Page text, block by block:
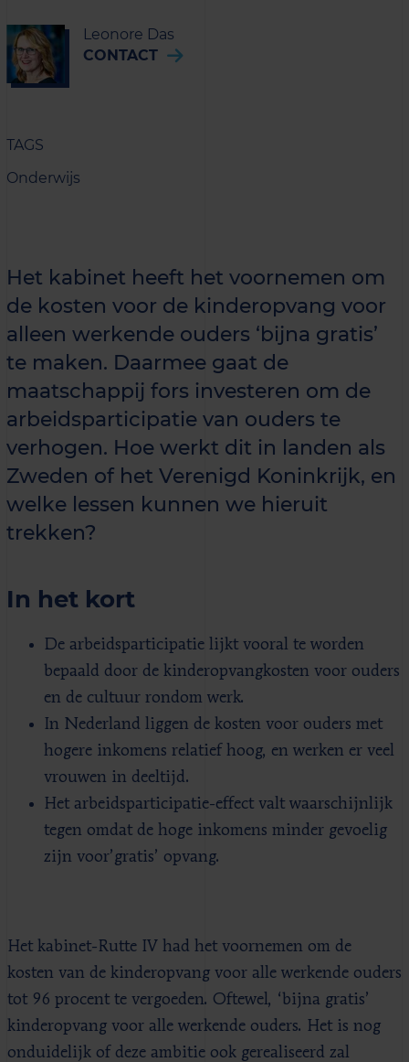
Leonore Das
CONTACT
TAGS
Onderwijs
Het kabinet heeft het voornemen om
de kosten voor de kinderopvang voor
alleen werkende ouders ‘bijna gratis’
te maken. Daarmee gaat de
maatschappij fors investeren om de
arbeidsparticipatie van ouders te
verhogen. Hoe werkt dit in landen als
Zweden of het Verenigd Koninkrijk, en
welke lessen kunnen we hieruit
trekken?
In het kort
De arbeidsparticipatie lijkt vooral te worden
bepaald door de kinderopvangkosten voor ouders
en de cultuur rondom werk.
In Nederland liggen de kosten voor ouders met
hogere inkomens relatief hoog, en werken er veel
vrouwen in deeltijd.
Het arbeidsparticipatie-effect valt waarschijnlijk
tegen omdat de hoge inkomens minder gevoelig
zijn voor’gratis’ opvang.
Het kabinet-Rutte IV had het voornemen om de
kosten van de kinderopvang voor alle werkende ouders
tot 96 procent te vergoeden. Oftewel, ‘bijna gratis’
kinderopvang voor alle werkende ouders. Het is nog
onduidelijk of deze ambitie ook gerealiseerd zal